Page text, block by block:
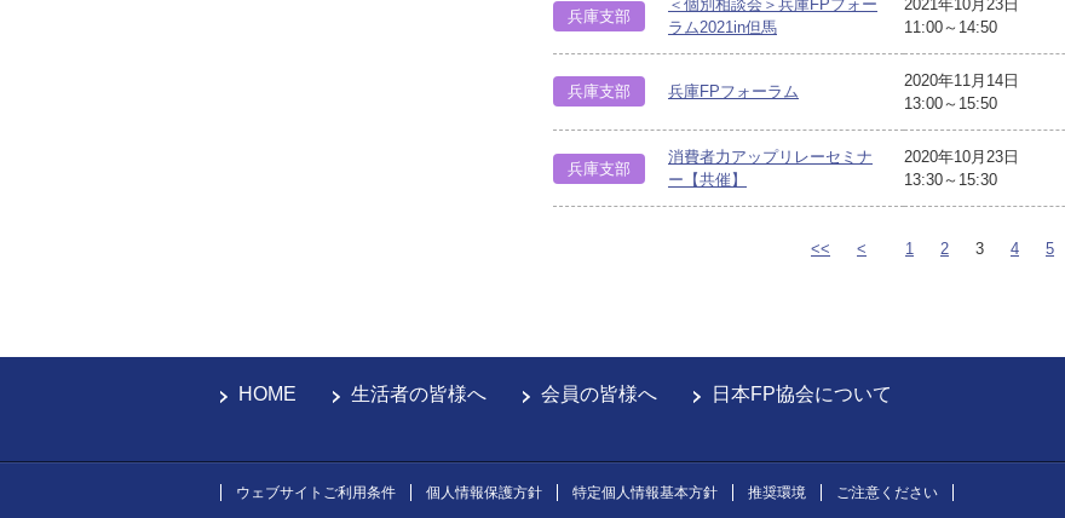
兵庫支部
＜個別相談会＞兵庫FPフォー
ラム2021in但馬
2021年10月23日
11:00～14:50
兵庫支部 兵庫FPフォーラム
2020年11月14日
13:00～15:50
兵庫支部
消費者力アップリレーセミナ
ー【共催】
2020年10月23日
13:30～15:30
<< < 1 2 3 4 5
HOME 生活者の皆様へ 会員の皆様へ 日本FP協会について
ウェブサイトご利用条件 個人情報保護方針 特定個人情報基本方針 推奨環境 ご注意ください